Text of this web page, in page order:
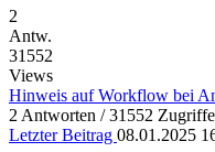
2
Antw.
31552
Views
Hinweis auf Workflow bei
2 Antworten / 31552 Zugriffe
Letzter Beitrag 08.01.2025